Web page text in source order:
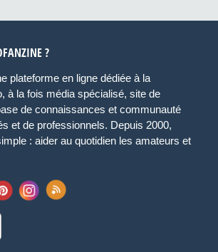
?
plateforme en ligne dédiée à la
à la fois média spécialisé, site de
de connaissances et communauté
et de professionnels. Depuis 2000,
: aider au quotidien les amateurs et